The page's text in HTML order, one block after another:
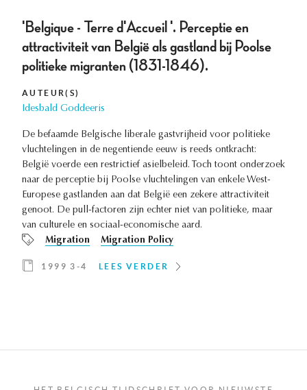
'Belgique - Terre d'Accueil '. Perceptie en
attractiviteit van België als gastland bij Poolse
politieke migranten (1831-1846).
AUTEUR(S)
Idesbald Goddeeris
De befaamde Belgische liberale gastvrijheid voor politieke
vluchtelingen in de negentiende eeuw is reeds ontkracht:
België voerde een restrictief asielbeleid. Toch toont onderzoek
naar de perceptie bij Poolse vluchtelingen van enkele West-
Europese gastlanden aan dat België een zekere attractiviteit
genoot. De pull-factoren zijn echter niet van politieke, maar
van culturele en sociaal-economische aard.
Migration
Migration Policy
1999 3-4 LEES VERDER